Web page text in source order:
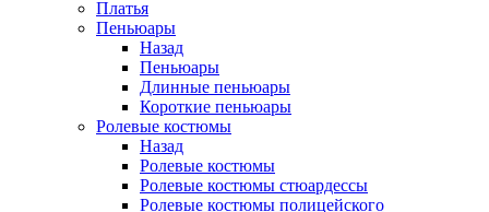
Платья
Пеньюары
Назад
Пеньюары
Длинные пеньюары
Короткие пеньюары
Ролевые костюмы
Назад
Ролевые костюмы
Ролевые костюмы стюардессы
Ролевые костюмы полицейского